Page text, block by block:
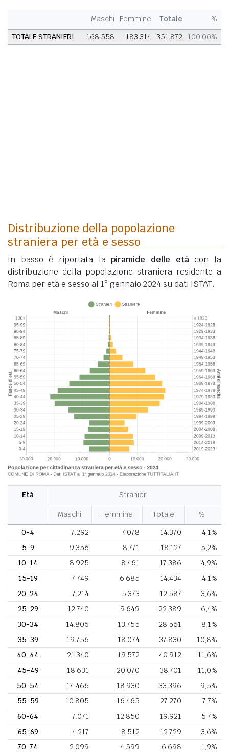
Maschi Femmine Totale
%
TOTALE STRANIERI
168.558 183.314 351.872 100,00%
Distribuzione della popolazione
straniera per età e sesso
In basso è riportata lapiramide delle etàcon la
distribuzione della popolazione straniera residente a
Roma per età e sesso al 1° gennaio 2024 su dati ISTAT.
Età Stranieri
Maschi Femmine Totale
%
0-4
7.292 7.078 14.370
4,1%
5-9
9.356 8.771 18.127
5,2%
10-14
8.925 8.461 17.386
4,9%
15-19
7.749 6.685 14.434
4,1%
20-24
7.214 5.373 12.587
3,6%
25-29
12.740 9.649 22.389
6,4%
30-34
14.806 13.755 28.561
8,1%
35-39
19.756 18.074 37.830
10,8%
40-44
21.340 19.572 40.912
11,6%
45-49
18.631 20.070 38.701
11,0%
50-54
14.466 18.930 33.396
9,5%
55-59
10.805 16.465 27.270
7,7%
60-64
7.071 12.850 19.921
5,7%
65-69
4.217 8.512 12.729
3,6%
70-74
2.099 4.599 6.698
1,9%